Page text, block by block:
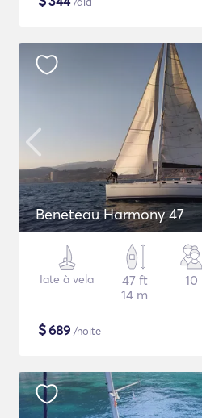
Beneteau Harmony 47
Iate à vela
47 ft
14 m
10
$689 /noite